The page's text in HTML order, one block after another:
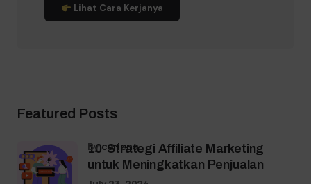
Lihat Cara Kerjanya
Featured Posts
10 Strategi Affiliate Marketing
untuk Meningkatkan Penjualan
bycoriena